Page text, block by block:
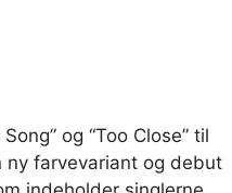
og “Too Close” til
ny farvevariant og debut